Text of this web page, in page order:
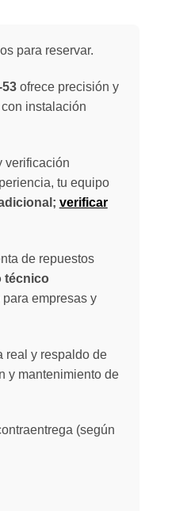
para reservar.
ofrece precisión y
instalación
verificación
tu equipo
verificar
de repuestos
técnico
para empresas y
real y respaldo de
y mantenimiento de
(según